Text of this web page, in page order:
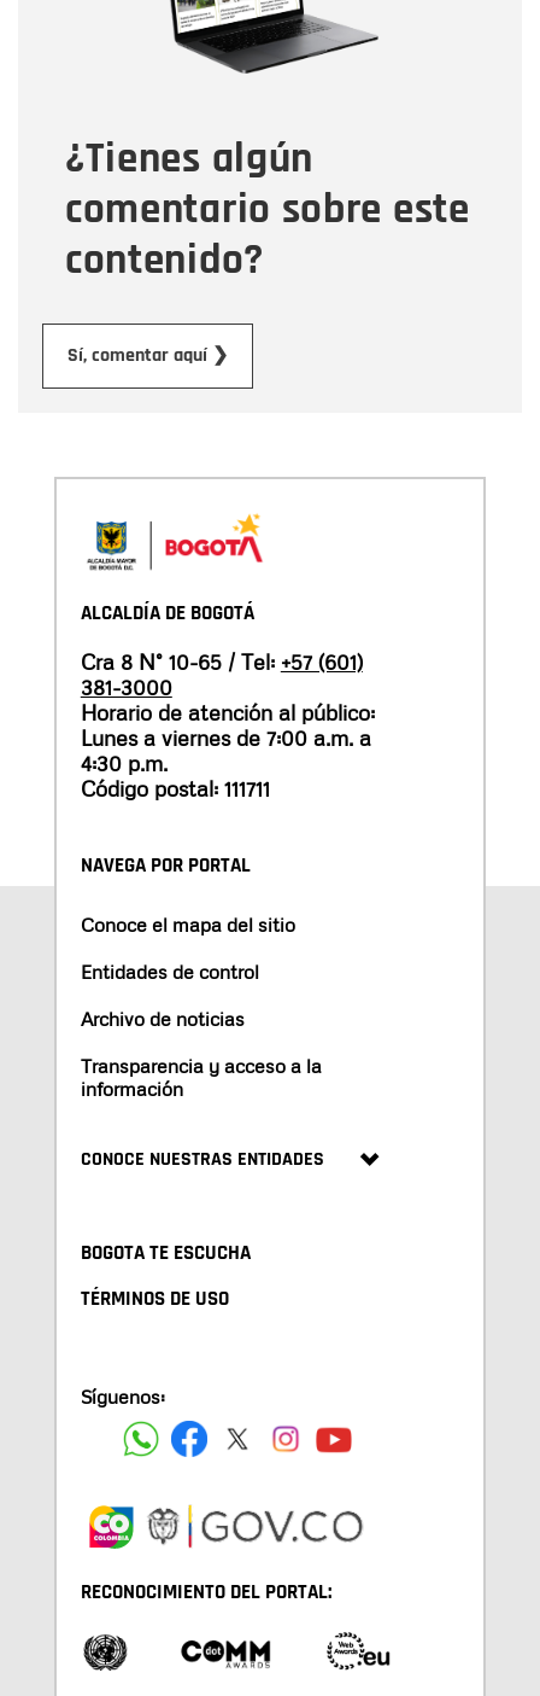
¿Tienes algún
comentario sobre este
contenido?
Sí, comentar aquí ❯
Tipo de comentario
Mensaje
ALCALDÍA DE BOGOTÁ
Cra 8 N° 10-65 / Tel: +57 (601)
381-3000
Horario de atención al público:
Lunes a viernes de 7:00 a.m. a
4:30 p.m.
Código postal: 111711
NAVEGA POR PORTAL
Conoce el mapa del sitio
Entidades de control
Archivo de noticias
Transparencia y acceso a la
información
CONOCE NUESTRAS ENTIDADES
BOGOTA TE ESCUCHA
TÉRMINOS DE USO
Síguenos:
RECONOCIMIENTO DEL PORTAL: